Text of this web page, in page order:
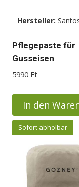
Hersteller:
Pflegepaste für
Gusseisen
5990 Ft
In den
Sofort abholbar